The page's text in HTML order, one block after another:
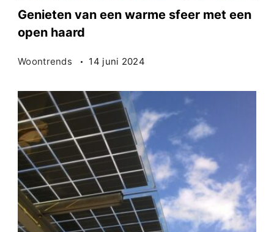
Genieten van een warme sfeer met een
open haard
Woontrends 14 juni 2024